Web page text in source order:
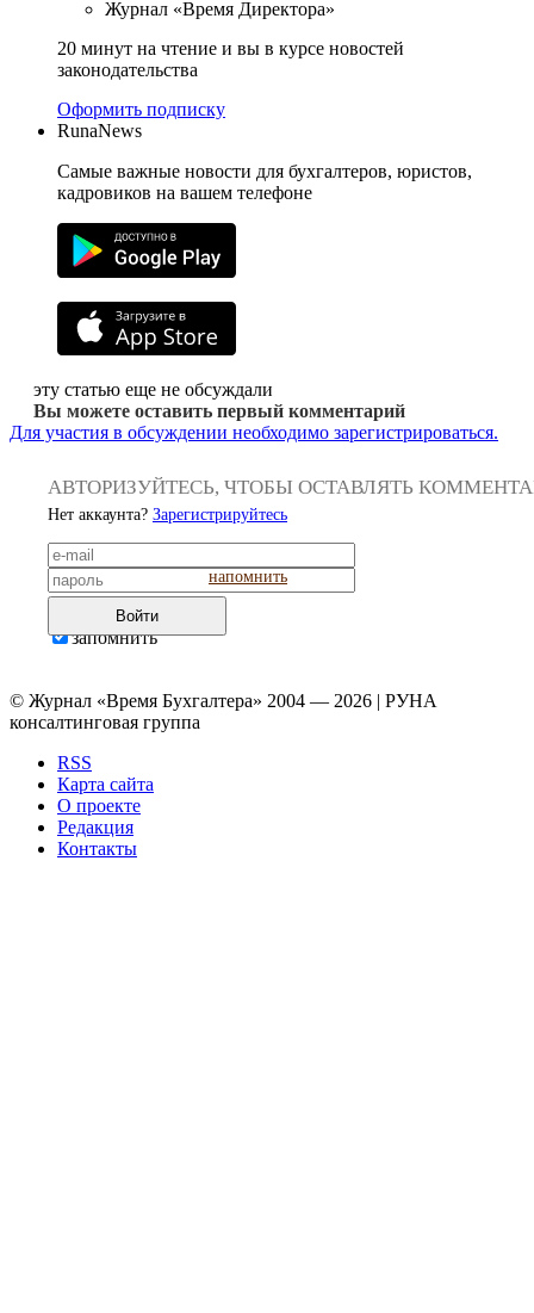
Журнал «Время Директора»
20 минут на чтение и вы в курсе новостей
законодательства
Оформить подписку
RunaNews
Самые важные новости для бухгалтеров, юристов,
кадровиков на вашем телефоне
эту статью еще не обсуждали
Вы можете оставить первый комментарий
Для участия в обсуждении необходимо зарегистрироваться.
АВТОРИЗУЙТЕСЬ, ЧТОБЫ ОСТАВЛЯТЬ
Нет аккаунта? Зарегистрируйтесь
напомнить
Войти
запомнить
© Журнал «Время Бухгалтера» 2004 — 2026 | РУНА
консалтинговая группа
RSS
Карта сайта
О проекте
Редакция
Контакты